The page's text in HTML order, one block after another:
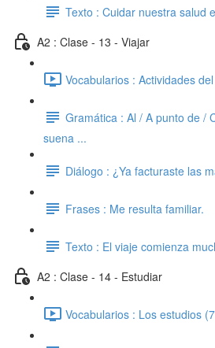
Texto : Cuidar nuestra salud
A2 : Clase - 13 - Viajar
Vocabularios : Actividades
Gramática : Al / A punto de /
suena ...
Diálogo : ¿Ya facturaste las
Frases : Me resulta familiar.
Texto : El viaje comienza
A2 : Clase - 14 - Estudiar
Vocabularios : Los estudios